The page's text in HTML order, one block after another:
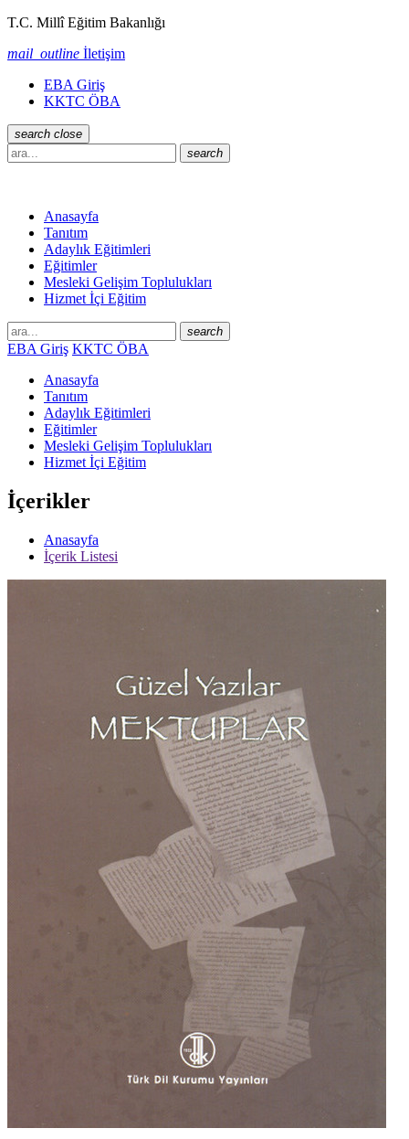
T.C. Millî Eğitim Bakanlığı
mail_outline İletişim
EBA Giriş
KKTC ÖBA
search close
search
Anasayfa
Tanıtım
Adaylık Eğitimleri
Eğitimler
Mesleki Gelişim Toplulukları
Hizmet İçi Eğitim
search
EBA Giriş KKTC ÖBA
Anasayfa
Tanıtım
Adaylık Eğitimleri
Eğitimler
Mesleki Gelişim Toplulukları
Hizmet İçi Eğitim
İçerikler
Anasayfa
İçerik Listesi